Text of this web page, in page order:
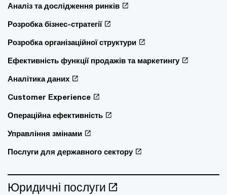
Аналіз та дослідження ринків
Розробка бізнес-стратегії
Розробка організаційної структури
Ефективність функції продажів та маркетингу
Аналітика даних
Customer Experience
Операційна ефективність
Управління змінами
Послуги для державного сектору
Юридичні послуги